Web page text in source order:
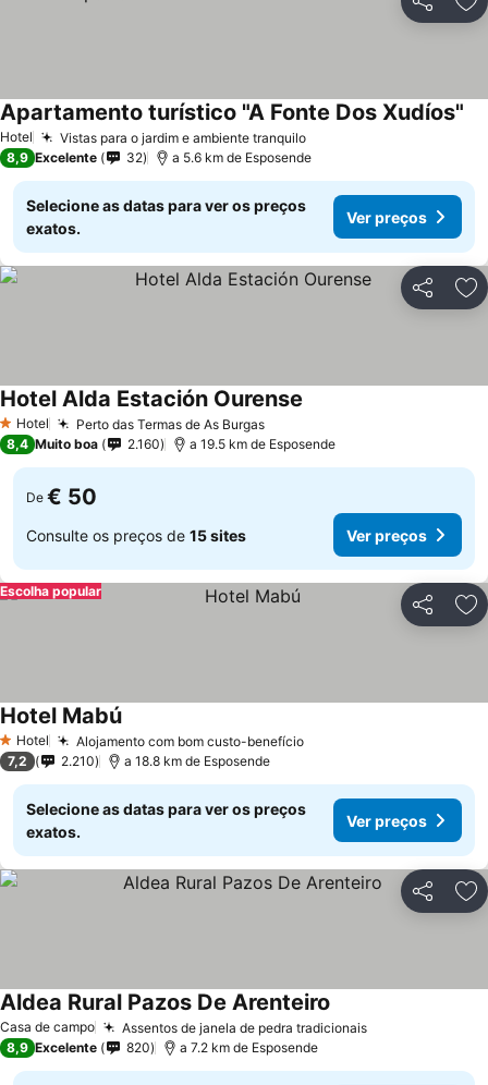
Partilhar
Hotel Vistas para o jardim e ambiente tranquilo
Apartamento turístico "A Fonte Dos Xudíos"
8,9 Excelente 32 a 5.6 km de Esposende
Selecione as datas para ver os preços
exatos.
Ver preços
Partilhar
1 Estrelas
Hotel Perto das Termas de As Burgas
Hotel Alda Estación Ourense
8,4 Muito boa 2.160 a 19.5 km de Esposende
De € 50
Consulte os preços de 15 sites Ver preços
Partilhar
Escolha popular
1 Estrelas
Hotel Alojamento com bom custo-benefício
Hotel Mabú
7,2 2.210 a 18.8 km de Esposende
Selecione as datas para ver os preços
exatos.
Ver preços
Partilhar
Casa de campo Assentos de janela de pedra tradicionais
Aldea Rural Pazos De Arenteiro
8,9 Excelente 820 a 7.2 km de Esposende